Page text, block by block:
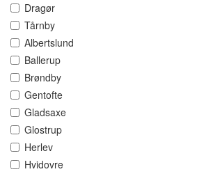
Dragør
Tårnby
Albertslund
Ballerup
Brøndby
Gentofte
Gladsaxe
Glostrup
Herlev
Hvidovre